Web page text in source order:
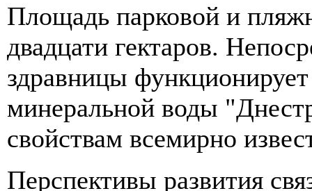
Площадь парковой и
двадцати гектаров.
здравницы
минеральной воды
свойствам всемирно
Перспективы развития